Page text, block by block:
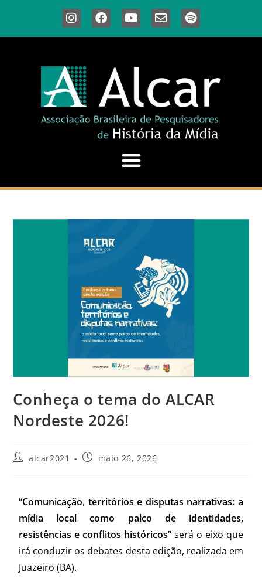
Conheça o tema do ALCAR
Nordeste 2026!
alcar2021 maio 26, 2026
“Comunicação, territórios e disputas narrativas: a
mídia local como palco de identidades,
resistências e conflitos históricos” será o eixo que
irá conduzir os debates desta edição, realizada em
Juazeiro (BA).